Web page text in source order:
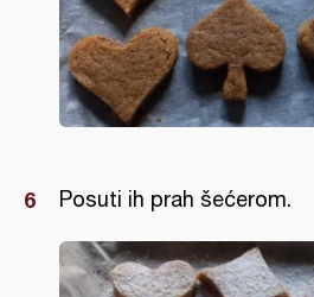
Posuti ih prah šećerom.